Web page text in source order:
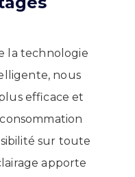
la technologie
nous
efficace et
sur toute
apporte